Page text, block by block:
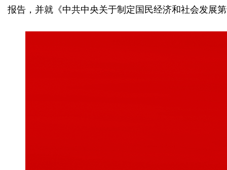
报告，并就《中共中央关于制定国民经济和社会发展